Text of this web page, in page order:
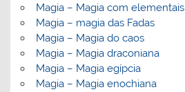
Magia – Magia com elementais
Magia – magia das Fadas
Magia – Magia do caos
Magia – Magia draconiana
Magia – Magia egípcia
Magia – Magia enochiana